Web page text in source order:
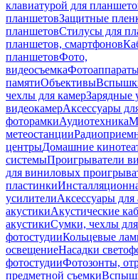
клавиатурой для
планшетовЗащитные
планшетовСтилусы для
планшетов, смартфонов
планшетовФото,
видеосъемка
памятиОбъективы
чехлы для камерЗарядные
видеокамерАксессуары
фоторамкиАудиотехника
метеостанции
центрыДомашние
системыПроигрыватели
для виниловых
пластинки
усилителиАксессуары для
акустикиАкустические
акустикиСумки, чехлы
фотостудииКольцевые
освещениеНасадки
фотостудииФотозонты,
предметной съемки